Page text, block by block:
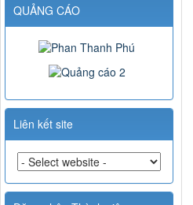
QUẢNG CÁO
Liên kết site